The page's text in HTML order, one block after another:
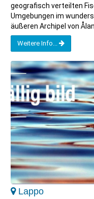
geografisch verteilten
Umgebungen im
äußeren Archipel von
Weitere Info...
Lappo